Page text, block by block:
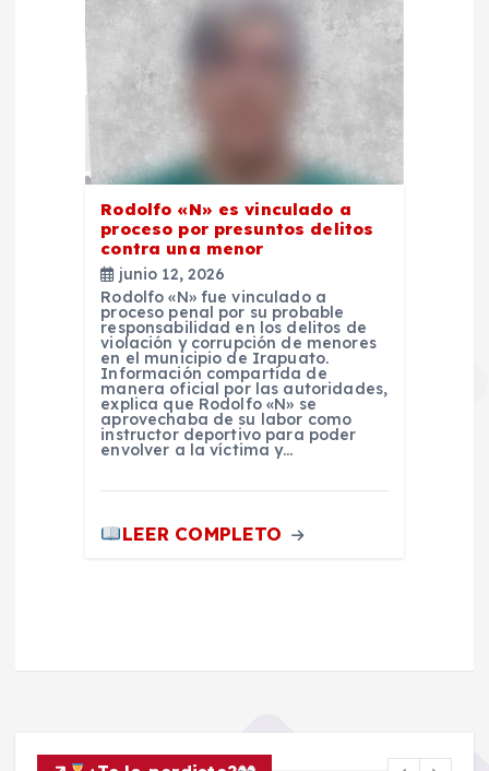
Rodolfo «N» es vinculado a
proceso por presuntos delitos
contra una menor
junio 12, 2026
Rodolfo «N» fue vinculado a
proceso penal por su probable
responsabilidad en los delitos de
violación y corrupción de menores
en el municipio de Irapuato.
Información compartida de
manera oficial por las autoridades,
explica que Rodolfo «N» se
aprovechaba de su labor como
instructor deportivo para poder
envolver a la víctima y…
LEER COMPLETO